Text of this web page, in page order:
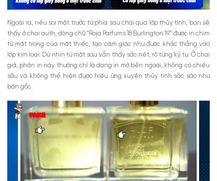
Ngoài ra, nếu soi mặt trước từ phía sau chai qua lớp thủy tinh, bạn sẽ
thấy ở chai auth, dòng chữ “Roja Parfums 18 Burlington 19” được in chìm
từ mặt trong của mặt thiếc, tạo cảm giác như được khắc thẳng vào
lớp kim loại. Dù nhìn từ mặt sau vẫn thấy sắc nét, rõ từng ký tự. Ở chai
giả, phần in này thường chỉ là dạng in mờ bên ngoài, không có chiều
sâu và không thể hiện được hiệu ứng xuyên thủy tinh sắc sảo như
bản gốc.